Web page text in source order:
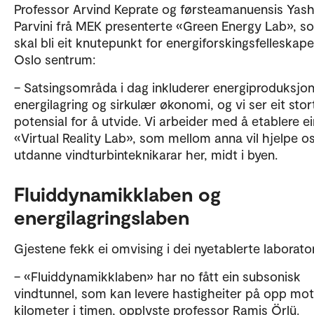
Professor Arvind Keprate og førsteamanuensis
Parvini frå MEK presenterte «Green Energy Lab»,
skal bli eit knutepunkt for
Oslo sentrum:
– Satsingsområda i dag inkluderer
energilagring og sirkulær økonomi, og vi ser eit
potensial for å utvide. Vi arbeider med å etablere
«Virtual Reality Lab», som mellom anna vil hjelpe
utdanne vindturbinteknikarar her, midt i byen.
Fluiddynamikklaben og
energilagringslaben
Gjestene fekk ei omvising i dei nyetablerte
– «Fluiddynamikklaben» har no fått ein subsonisk
vindtunnel, som kan levere hastigheiter på opp
kilometer i timen, opplyste professor Ramis Örlü.